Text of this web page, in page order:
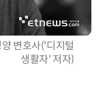
변호사('디지털
생활자' 저자)